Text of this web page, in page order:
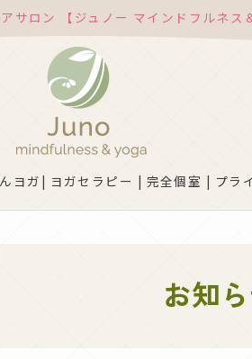
サロン 【ジュノー マインドフルネス
ヨガ| ヨガセラピー | 完全個室 | プラ
お知